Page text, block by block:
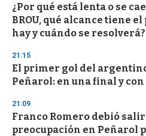
c
o
n
¿Por qué está lenta o se
BROU, qué alcance tiene
hay y cuándo se resolverá?
21:15
El primer gol del
Peñarol: en una final y
21:09
Franco Romero debió
preocupación en Peñarol